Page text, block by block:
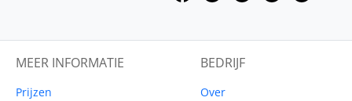
MEER INFORMATIE
Prijzen
BEDRIJF
Over